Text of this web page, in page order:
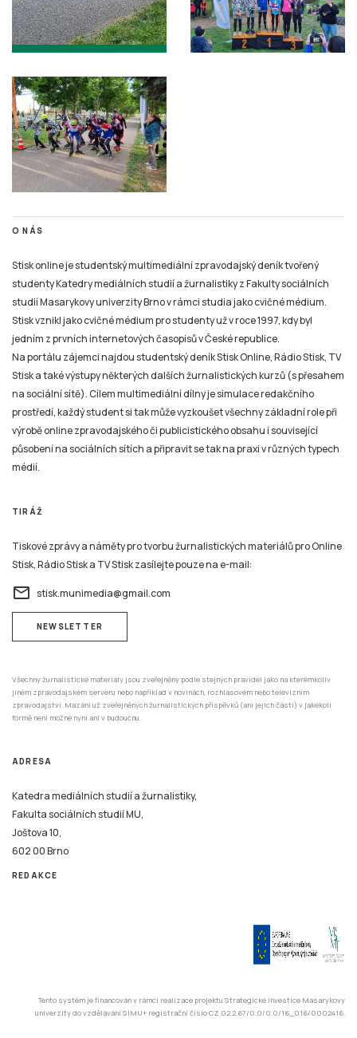
O NÁS
Stisk online je studentský multimediální zpravodajský deník tvořený
studenty Katedry mediálních studií a žurnalistiky z Fakulty sociálních
studií Masarykovy univerzity Brno v rámci studia jako cvičné médium.
Stisk vznikl jako cvičné médium pro studenty už v roce 1997, kdy byl
jedním z prvních internetových časopisů v České republice.
Na portálu zájemci najdou studentský deník Stisk Online, Rádio Stisk, TV
Stisk a také výstupy některých dalších žurnalistických kurzů (s přesahem
na sociální sítě). Cílem multimediální dílny je simulace redakčního
prostředí, každý student si tak může vyzkoušet všechny základní role při
výrobě online zpravodajského či publicistického obsahu i související
působení na sociálních sítích a připravit se tak na praxi v různých typech
médií.
TIRÁŽ
Tiskové zprávy a náměty pro tvorbu žurnalistických materiálů pro Online
Stisk, Rádio Stisk a TV Stisk zasílejte pouze na e-mail:
email stisk.munimedia@gmail.com
NEWSLETTER
Všechny žurnalistické materiály jsou zveřejněny podle stejných pravidel jako na kterémkoliv
jiném zpravodajském serveru nebo například v novinách, rozhlasovém nebo televizním
zpravodajství. Mazání už zveřejněných žurnalistických příspěvků (ani jejich částí) v jakékoli
formě není možné nyní ani v budoucnu.
ADRESA
Katedra mediálních studií a žurnalistiky,
Fakulta sociálních studií MU,
Joštova 10,
602 00 Brno
REDAKCE
Tento systém je financován v rámci realizace projektu Strategické investice Masarykovy
univerzity do vzdělávání SIMU+ registrační číslo CZ.02.2.67/0.0/0.0/16_016/0002416.